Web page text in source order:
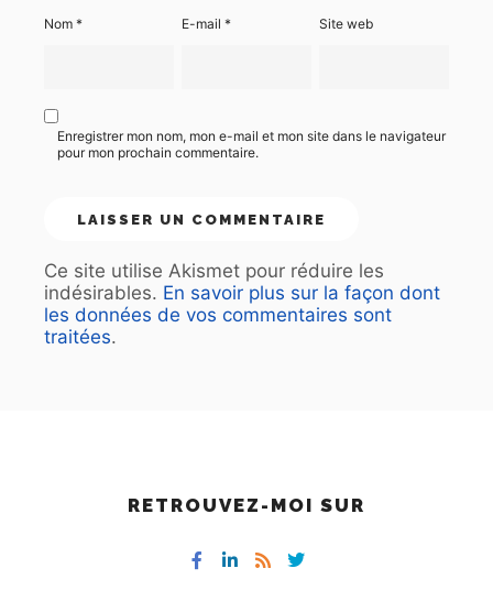
Nom * E-mail* Site web
Enregistrer mon nom, mon e-mail et mon site dans le navigateur
pour mon prochain commentaire.
Ce site utilise Akismet pour réduire les
indésirables. En savoir plus sur la façon dont
les données de vos commentaires sont
traitées.
RETROUVEZ-MOI SUR